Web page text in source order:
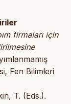
firmaları için
Fen Bilimleri
T. (Eds.).